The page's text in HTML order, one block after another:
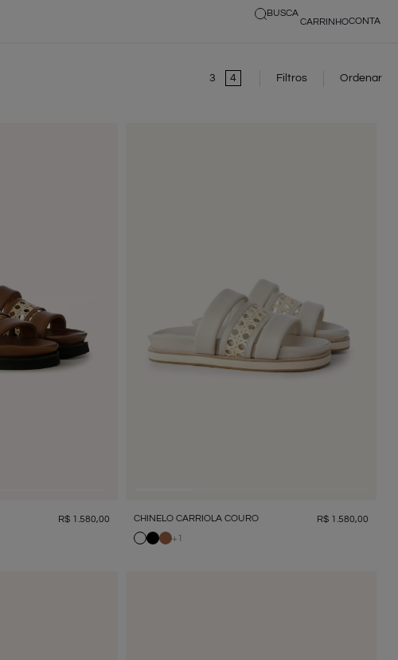
BUSCA
3 4 Filtros
R$ 1 .580,00
CHINELO CARRIOLA COURO R$ 1 .580,00
+ 1